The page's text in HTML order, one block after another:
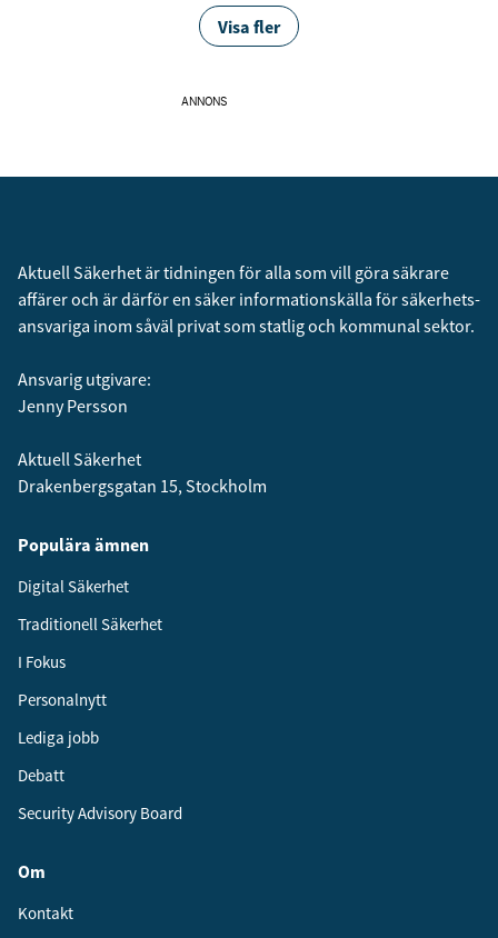
Visa fler
ANNONS
Aktuell Säkerhet är tidningen för alla som vill göra säkrare
affärer och är därför en säker informationskälla för säkerhets­
ansvariga inom såväl privat som statlig och kommunal sektor.
Ansvarig utgivare:
Jenny Persson
Aktuell Säkerhet
Drakenbergsgatan 15, Stockholm
Populära ämnen
Digital Säkerhet
Traditionell Säkerhet
I Fokus
Personalnytt
Lediga jobb
Debatt
Security Advisory Board
Om
Kontakt